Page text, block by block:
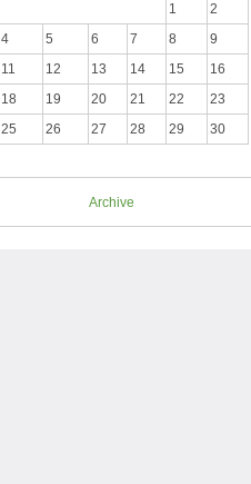
1
2
4 5 6 7 8
9
11 12 13 14 15
16
18 19 20 21 22
23
25 26 27 28 29
30
Archive